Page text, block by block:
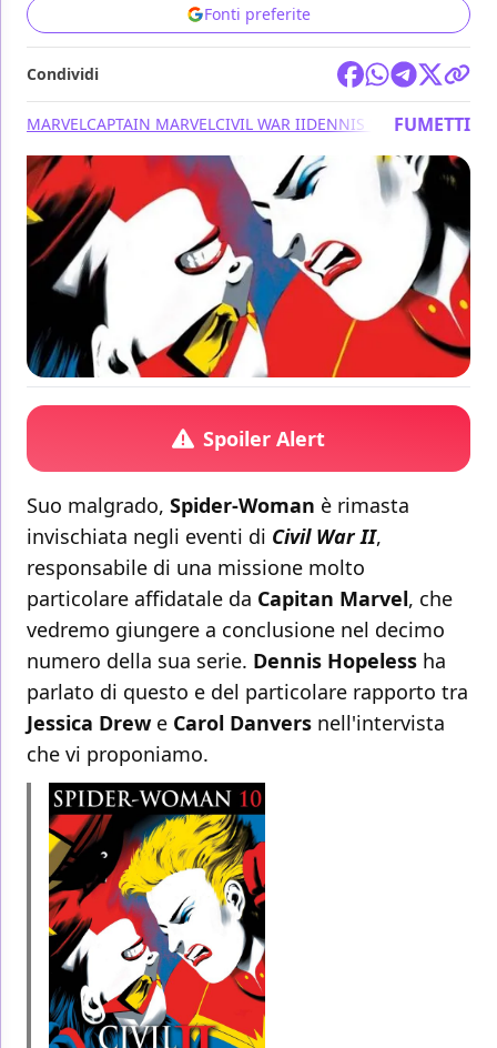
Fonti preferite
Condividi
MARVELCAPTAIN MARVELCIVIL WAR IIDENNIS "HOPELESS"
FUMETTI
Spoiler Alert
Suo malgrado, Spider-Woman è rimasta
invischiata negli eventi di Civil War II,
responsabile di una missione molto
particolare affidatale da Capitan Marvel, che
vedremo giungere a conclusione nel decimo
numero della sua serie. Dennis Hopeless ha
parlato di questo e del particolare rapporto tra
Jessica Drew e Carol Danvers nell'intervista
che vi proponiamo.